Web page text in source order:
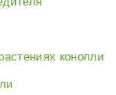
конопли